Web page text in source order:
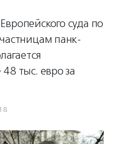
суда по
панк-
тыс. евро за